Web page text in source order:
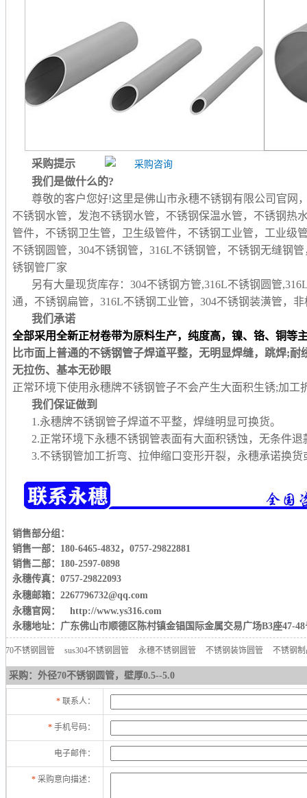
采购提示
我们是做什么的?
尊敬的客户您好!这里是佛山市永穗不锈钢有限公司官网
不锈钢水管，发泡不锈钢水管，不锈钢保温水管，不锈钢热
管件，不锈钢卫生管，卫生级管件，不锈钢工业管，工业级
不锈钢圆管，304不锈钢管，316L不锈钢管，不锈钢无缝钢
锈钢管厂家
另有大量现货库存：304不锈钢方管,316L不锈钢圆管
通，不锈钢扁管，316L不锈钢工业管，304不锈钢装潢管，
我们承诺
全部采用全新正材卷带为原料生产，纯度高，镍、铬、铜等
比市面上普通的不锈钢管子焊道平整，无明显焊缝，跳焊;耐
无拉伤、基本无砂眼
正常环境下使用永穗牌不锈钢管子不会产生大面积生锈;加
我们保证做到
1.永穗牌不锈钢管子焊道不平整，焊缝明显可换货。
2.正常环境下永穗不锈钢管表面有大面积锈蚀，无条件退
3.不锈钢管加工折弯、拉伸缩口变形开裂，永穗承诺换
销售部分组：
销售一部：180-6465-4832，0757-29822881
销售二部：180-2597-0898
永穗传真：0757-29822093
永穗邮箱：2267796732@qq.com
永穗官网： http://www.ys316.com
永穗地址：广东佛山市顺德区陈村镇金锠国际金属交易广场B3座47-48
70不锈钢圆管 sus304不锈钢圆管 永穗不锈钢圆管 不锈钢装饰圆管 不锈钢
采购：外径70不锈钢圆管，壁厚0.5--5.0
* 联系人：
* 手机号码：
电子邮件：
* 采购意向描述：